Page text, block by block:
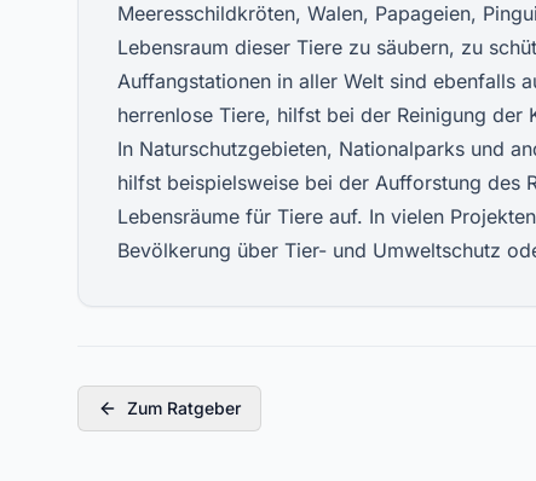
Meeresschildkröten, Walen, Papageien,
Lebensraum dieser Tiere zu säubern, zu
Auffangstationen in aller Welt sind ebenfalls
herrenlose Tiere, hilfst bei der Reinigung
In Naturschutzgebieten, Nationalparks und
hilfst beispielsweise bei der Aufforstung des
Lebensräume für Tiere auf. In vielen
Bevölkerung über Tier- und Umweltschutz
Zum Ratgeber